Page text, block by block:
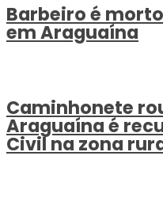
Barbeiro é
em Araguaína
Caminhonete
Araguaína é
Civil na zona